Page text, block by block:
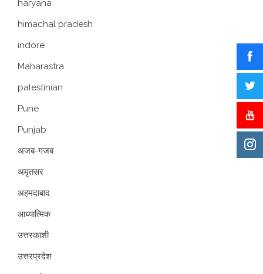
haryana
himachal pradesh
indore
Maharastra
palestinian
Pune
Punjab
अजब-गजब
अमृतसर
अहमदाबाद
आध्यात्मिक
उत्तरकाशी
उत्तरप्रदेश